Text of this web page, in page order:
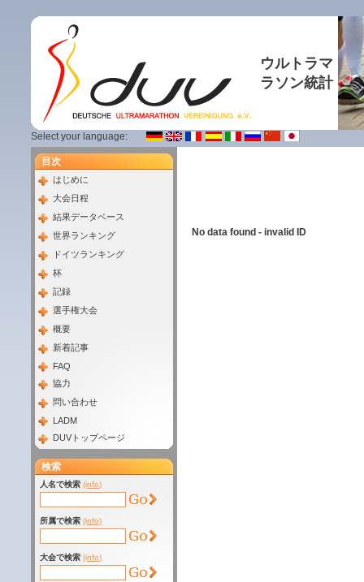
ウルトラマ
ラソン統計
Select your language:
目次
はじめに
大会日程
結果データベース
世界ランキング
ドイツランキング
杯
記録
選手権大会
概要
新着記事
FAQ
協力
問い合わせ
LADM
DUVトップページ
検索
人名で検索 (info)
所属で検索 (info)
大会で検索 (info)
No data found - invalid ID